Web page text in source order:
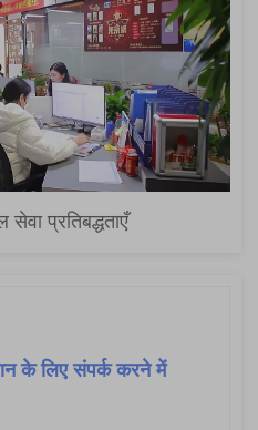
प्रतिबद्धताएँ
के लिए संपर्क करने में